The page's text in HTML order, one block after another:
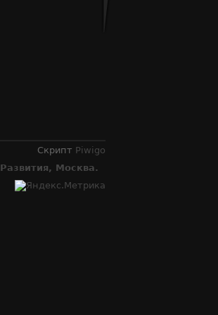
Скрипт Piwigo
Москва.